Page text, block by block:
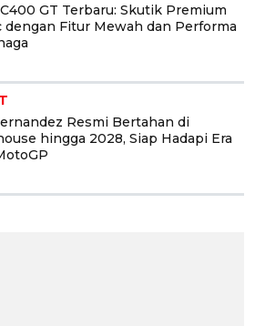
GT Terbaru: Skutik Premium
dengan Fitur Mewah dan Performa
Resmi Bertahan di
hingga 2028, Siap Hadapi Era